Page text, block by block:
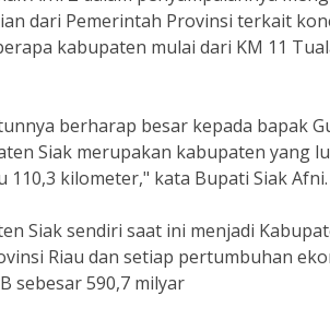
dari Pemerintah Provinsi terkait
kabupaten mulai dari KM 11
berharap besar kepada bapak
Siak merupakan kabupaten yang
110,3 kilometer," kata Bupati Siak Afni.
Siak sendiri saat ini menjadi
Riau dan setiap pertumbuhan
sebesar 590,7 milyar